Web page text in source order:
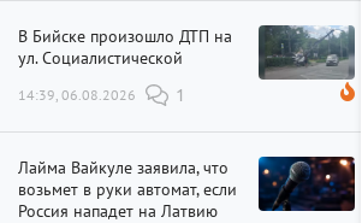
В Бийске произошло ДТП на
ул. Социалистической
14:39, 06.08.2026 1
Лайма Вайкуле заявила, что
возьмет в руки автомат, если
Россия нападет на Латвию